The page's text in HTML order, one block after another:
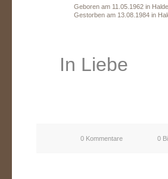
Geboren am 11.05.1962 in
Gestorben am 13.08.1984 in
In Liebe
0 Kommentare 0